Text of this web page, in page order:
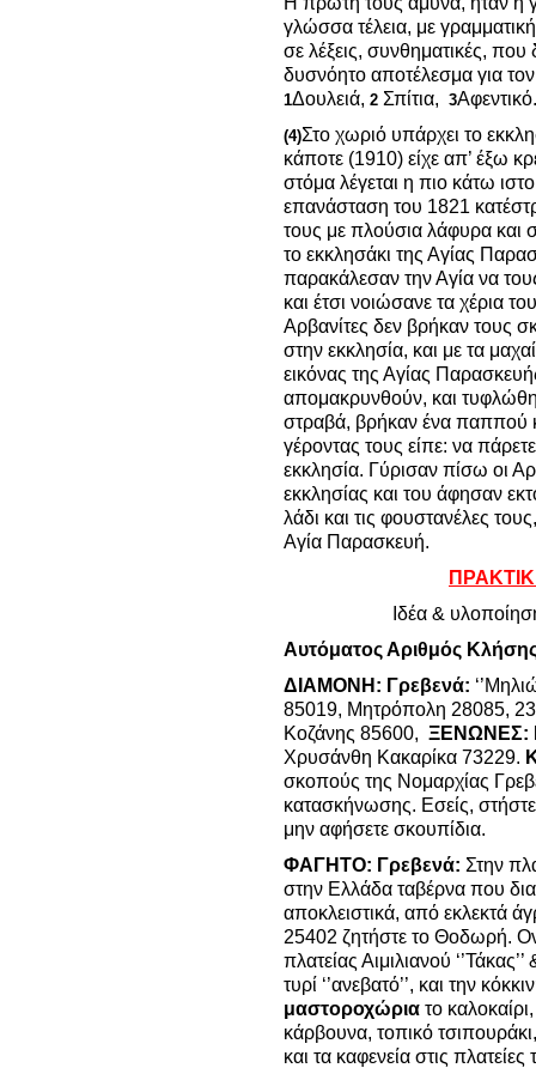
γλώσσα τέλεια, με
σε λέξεις, συνθηματικές,
δυσνόητο αποτέλεσμα για
1Δουλειά, 2 Σπίτια, 3Αφεντικό.
(4)Στο χωριό υπάρχει το
κάποτε (1910) είχε απ’ έξω
στόμα λέγεται η πιο κάτω
επανάσταση του 1821
τους με πλούσια λάφυρα και
το εκκλησάκι της Αγίας
παρακάλεσαν την Αγία να
και έτσι νοιώσανε τα χέρια
Αρβανίτες δεν βρήκαν τους
στην εκκλησία, και με τα
εικόνας της Αγίας
απομακρυνθούν, και
στραβά, βρήκαν ένα παππού
γέροντας τους είπε: να
εκκλησία. Γύρισαν πίσω οι
εκκλησίας και του άφησαν
λάδι και τις φουστανέλες
Αγία Παρασκευή.
Ιδέα &
Αυτόματος Αριθμός
ΔΙΑΜΟΝΗ: Γρεβενά:
85019, Μητρόπολη 28085,
Κοζάνης 85600, ΞΕΝΩΝΕΣ:
Χρυσάνθη Κακαρίκα 73229.
σκοπούς της Νομαρχίας
κατασκήνωσης. Εσείς,
μην αφήσετε σκουπίδια.
ΦΑΓΗΤΟ: Γρεβενά: Στην
στην Ελλάδα ταβέρνα που
αποκλειστικά, από εκλεκτά
25402 ζητήστε το Θοδωρή.
πλατείας Αιμιλιανού
τυρί ‘’ανεβατό’’, και την
μαστοροχώρια το
κάρβουνα, τοπικό τσιπουράκι,
και τα καφενεία στις